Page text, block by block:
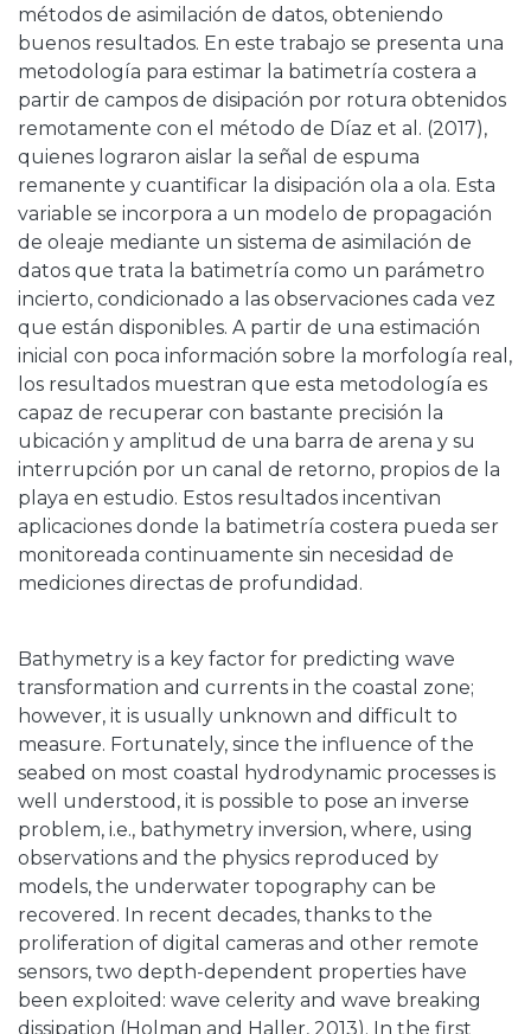
métodos de asimilación de datos, obteniendo
buenos resultados. En este trabajo se presenta una
metodología para estimar la batimetría costera a
partir de campos de disipación por rotura obtenidos
remotamente con el método de Díaz et al. (2017),
quienes lograron aislar la señal de espuma
remanente y cuantificar la disipación ola a ola. Esta
variable se incorpora a un modelo de propagación
de oleaje mediante un sistema de asimilación de
datos que trata la batimetría como un parámetro
incierto, condicionado a las observaciones cada vez
que están disponibles. A partir de una estimación
inicial con poca información sobre la morfología real,
los resultados muestran que esta metodología es
capaz de recuperar con bastante precisión la
ubicación y amplitud de una barra de arena y su
interrupción por un canal de retorno, propios de la
playa en estudio. Estos resultados incentivan
aplicaciones donde la batimetría costera pueda ser
monitoreada continuamente sin necesidad de
mediciones directas de profundidad.
Bathymetry is a key factor for predicting wave
transformation and currents in the coastal zone;
however, it is usually unknown and difficult to
measure. Fortunately, since the influence of the
seabed on most coastal hydrodynamic processes is
well understood, it is possible to pose an inverse
problem, i.e., bathymetry inversion, where, using
observations and the physics reproduced by
models, the underwater topography can be
recovered. In recent decades, thanks to the
proliferation of digital cameras and other remote
sensors, two depth-dependent properties have
been exploited: wave celerity and wave breaking
dissipation (Holman and Haller, 2013). In the first